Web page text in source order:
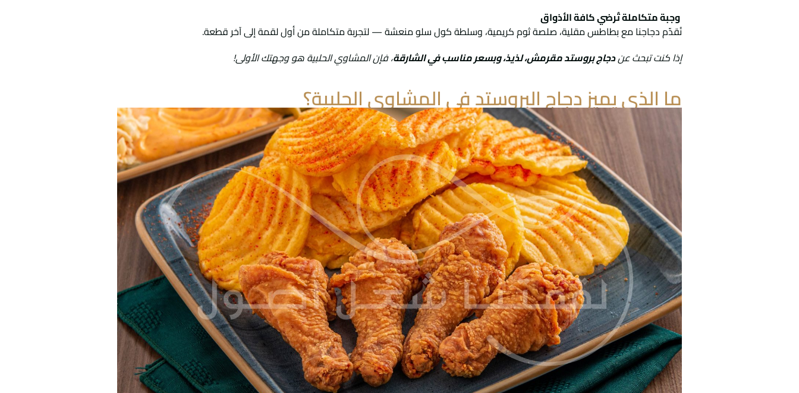
وجبة متكاملة تُرضي كافة الأذواق
نُقدّم دجاجنا مع بطاطس مقلية، صلصة ثوم كريمية، وسلطة كول سلو منعشة — لتجربة متكاملة من أول لقمة إلى آخر قطعة.
إذا كنت تبحث عندجاج بروستد مقرمش، لذيذ، وبسعر مناسب في الشارقة، فإن المشاوي الحلبية هو وجهتك الأولى!
ما الذي يميز دجاج البروستد في المشاوي الحلبية؟